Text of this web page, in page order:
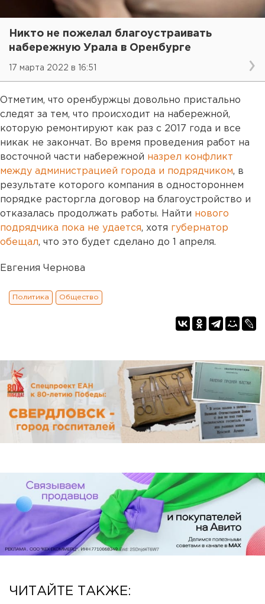
Никто не пожелал благоустраивать
набережную Урала в Оренбурге
17 марта 2022 в 16:51
Отметим, что оренбуржцы довольно пристально
следят за тем, что происходит на набережной,
которую ремонтируют как раз с 2017 года и все
никак не закончат. Во время проведения работ на
восточной части набережной назрел конфликт
между администрацией города и подрядчиком, в
результате которого компания в одностороннем
порядке расторгла договор на благоустройство и
отказалась продолжать работы. Найти нового
подрядчика пока не удается, хотя губернатор
обещал, что это будет сделано до 1 апреля.
Евгения Чернова
Политика Общество
ЧИТАЙТЕ ТАКЖЕ: